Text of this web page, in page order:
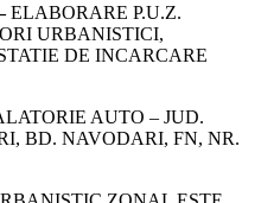
ELABORARE P.U.Z.
URBANISTICI,
DE INCARCARE
AUTO – JUD.
BD. NAVODARI, FN, NR.